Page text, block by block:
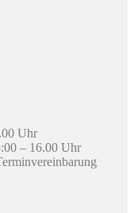
Uhr
– 16.00 Uhr